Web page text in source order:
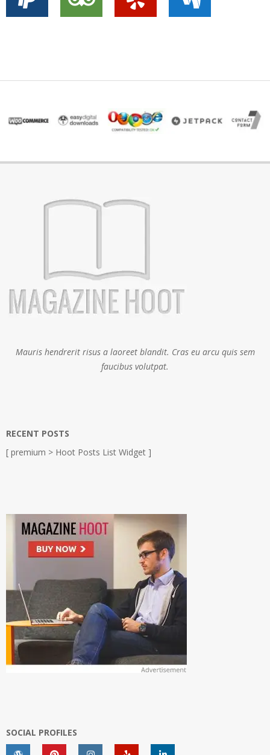
Mauris hendrerit risus a laoreet blandit. Cras eu arcu quis sem
faucibus volutpat.
RECENT POSTS
[ premium > Hoot Posts List Widget ]
SOCIAL PROFILES